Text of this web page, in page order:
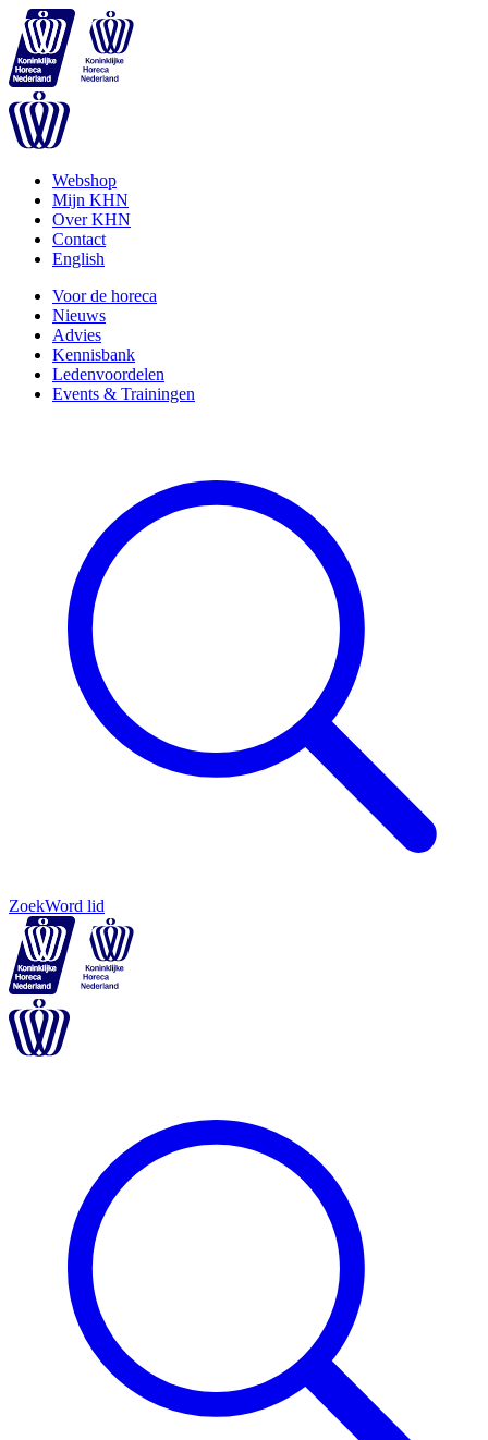
Webshop
Mijn KHN
Over KHN
Contact
English
Voor de horeca
Nieuws
Advies
Kennisbank
Ledenvoordelen
Events & Trainingen
ZoekWord lid